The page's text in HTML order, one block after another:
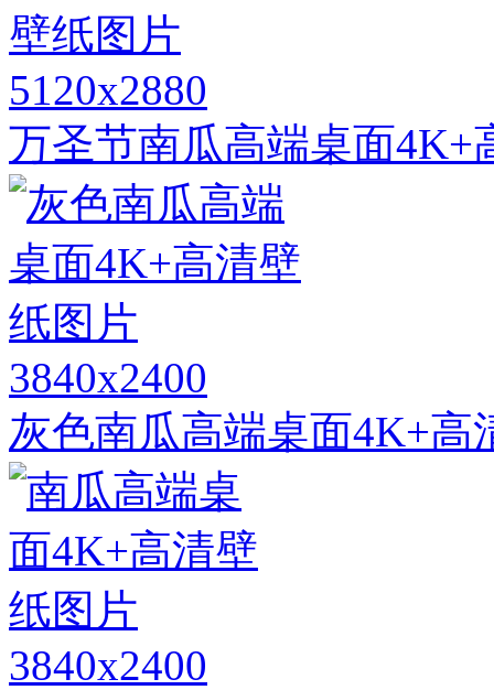
5120x2880
万圣节南瓜高端桌面4K+
3840x2400
灰色南瓜高端桌面4K+高
3840x2400